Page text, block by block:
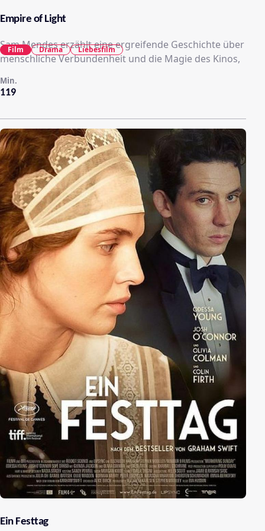
Empire of Light
Sam Mendes erzählt eine ergreifende Geschichte über
menschliche Verbundenheit und die Magie des Kinos,
119
Min.
Film Drama Liebesfilm
Ein Festtag